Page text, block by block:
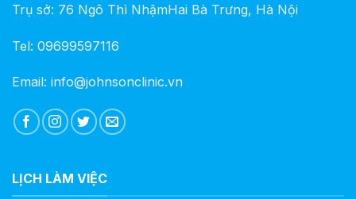
Trụ sở: 76 Ngô Thì NhậmHai Bà Trưng, Hà Nội
Tel: 09699597116
Email: info@johnsonclinic.vn
LỊCH LÀM VIỆC